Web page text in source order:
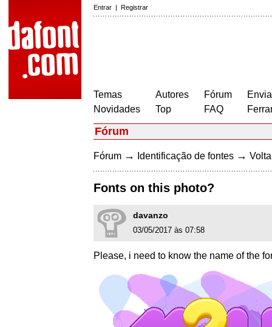
Entrar | Registrar
Temas
Novidades
Autores
Top
Fórum
FAQ
Fórum
Fórum → Identificação de fontes →
Fonts on this photo?
davanzo
03/05/2017 às 07:58
Please, i need to know the name of the